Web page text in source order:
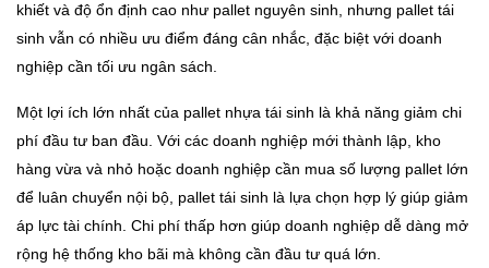
khiết và độ ổn định cao như pallet nguyên sinh, nhưng pallet tái
sinh vẫn có nhiều ưu điểm đáng cân nhắc, đặc biệt với doanh
nghiệp cần tối ưu ngân sách.
Một lợi ích lớn nhất của pallet nhựa tái sinh là khả năng giảm chi
phí đầu tư ban đầu. Với các doanh nghiệp mới thành lập, kho
hàng vừa và nhỏ hoặc doanh nghiệp cần mua số lượng pallet lớn
để luân chuyển nội bộ, pallet tái sinh là lựa chọn hợp lý giúp giảm
áp lực tài chính. Chi phí thấp hơn giúp doanh nghiệp dễ dàng mở
rộng hệ thống kho bãi mà không cần đầu tư quá lớn.